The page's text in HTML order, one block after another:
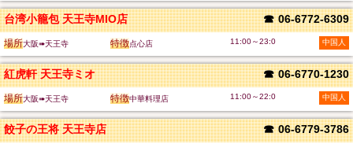
台湾小籠包 天王寺MIO店 ☎ 06-6772-6309
場所大阪➠天王寺 特徴点心店 11:00～23:0 中国人
紅虎軒 天王寺ミオ ☎ 06-6770-1230
場所大阪➠天王寺 特徴中華料理店 11:00～22:0 中国人
餃子の王将 天王寺店 ☎ 06-6779-3786